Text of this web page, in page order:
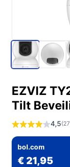
EZVIZ
Tilt
4,5
bol.com
€ 21,95